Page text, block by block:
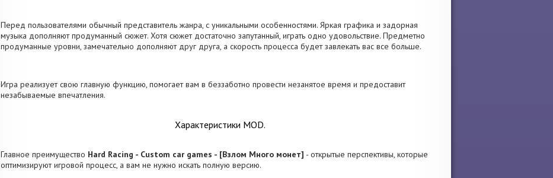
Перед пользователями обычный представитель жанра, с уникальными особенностями. Яркая графика и задорная
музыка дополняют продуманный сюжет. Хотя сюжет достаточно запутанный, играть одно удовольствие. Предметно
продуманные уровни, замечательно дополняют друг друга, а скорость процесса будет завлекать вас все больше.
Игра реализует свою главную функцию, помогает вам в беззаботно провести незанятое время и предоставит
незабываемые впечатления.
Характеристики MOD.
Главное преимущество Hard Racing - Custom car games - [Взлом Много монет] - открытые перспективы, которые
оптимизируют игровой процесс, а вам не нужно искать полную версию.